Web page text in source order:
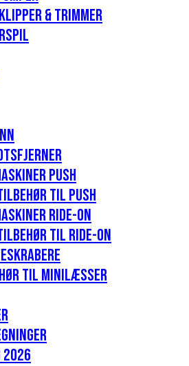
& Trimmer
Push
til push
Ride-on
til Ride-on
til minilæsser